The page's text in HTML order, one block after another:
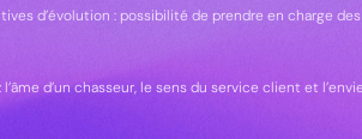
d’évolution : possibilité de prendre en charge
l’âme d’un chasseur, le sens du service client et